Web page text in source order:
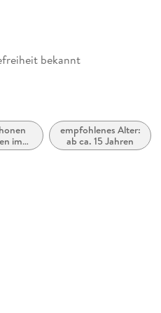
bekannt
im
empfohlenes Alter:
ab ca. 15 Jahren